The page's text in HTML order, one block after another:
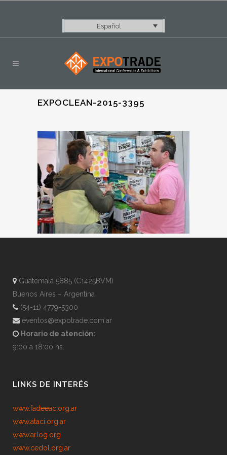
Español
EXPOCLEAN-2015-3395
Guatemala 5885 (C1425BVM)
Buenos Aires – Argentina
(54-11) 4779-5300
eventos@expotrade.com.ar
Horario de atención:
9:00 a 18:00 hs.
LINKS DE INTERÉS
www.fadeeac.org.ar
www.ataci.org.ar
www.arlog.org
www.cedol.org.ar